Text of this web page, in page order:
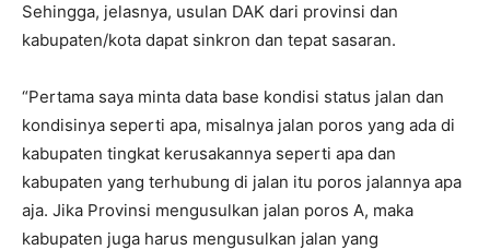
Sehingga, jelasnya, usulan DAK dari provinsi dan
kabupaten/kota dapat sinkron dan tepat sasaran.
“Pertama saya minta data base kondisi status jalan dan
kondisinya seperti apa, misalnya jalan poros yang ada di
kabupaten tingkat kerusakannya seperti apa dan
kabupaten yang terhubung di jalan itu poros jalannya apa
aja. Jika Provinsi mengusulkan jalan poros A, maka
kabupaten juga harus mengusulkan jalan yang